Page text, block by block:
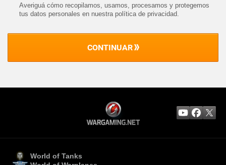
Averiguá cómo recopilamos, usamos, procesamos y protegemos
tus datos personales en nuestra política de privacidad.
CONTINUAR
World of Tanks